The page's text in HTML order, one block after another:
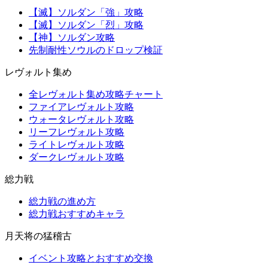
【滅】ソルダン「強」攻略
【滅】ソルダン「烈」攻略
【神】ソルダン攻略
先制耐性ソウルのドロップ検証
レヴォルト集め
全レヴォルト集め攻略チャート
ファイアレヴォルト攻略
ウォータレヴォルト攻略
リーフレヴォルト攻略
ライトレヴォルト攻略
ダークレヴォルト攻略
総力戦
総力戦の進め方
総力戦おすすめキャラ
月天将の猛稽古
イベント攻略とおすすめ交換